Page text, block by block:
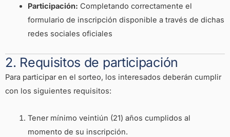
Participación: Completando correctamente el
formulario de inscripción disponible a través de dichas
redes sociales oficiales
2. Requisitos de participación
Para participar en el sorteo, los interesados deberán cumplir
con los siguientes requisitos:
Tener mínimo veintiún (21) años cumplidos al
momento de su inscripción.